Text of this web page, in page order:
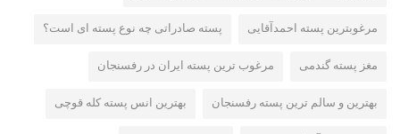
مرغوبترین پسته احمدآقایی پسته صادراتی چه نوع پسته ای است؟
مغز پسته گندمی مرغوب ترین پسته ایران در رفسنجان
بهترین و سالم ترین پسته رفسنجان بهترین انس پسته کله قوچی